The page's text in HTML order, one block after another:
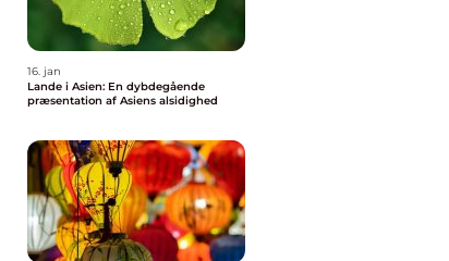
16. jan
Lande i Asien: En dybdegående
præsentation af Asiens alsidighed